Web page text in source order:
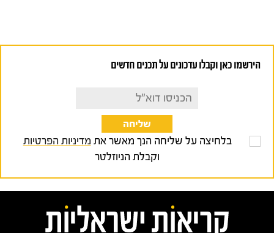
הירשמו כאן וקבלו עדכונים על תכנים חדשים
בלחיצה על שליחה הנך מאשר את מדיניות הפרטיות
וקבלת הניוזלטר